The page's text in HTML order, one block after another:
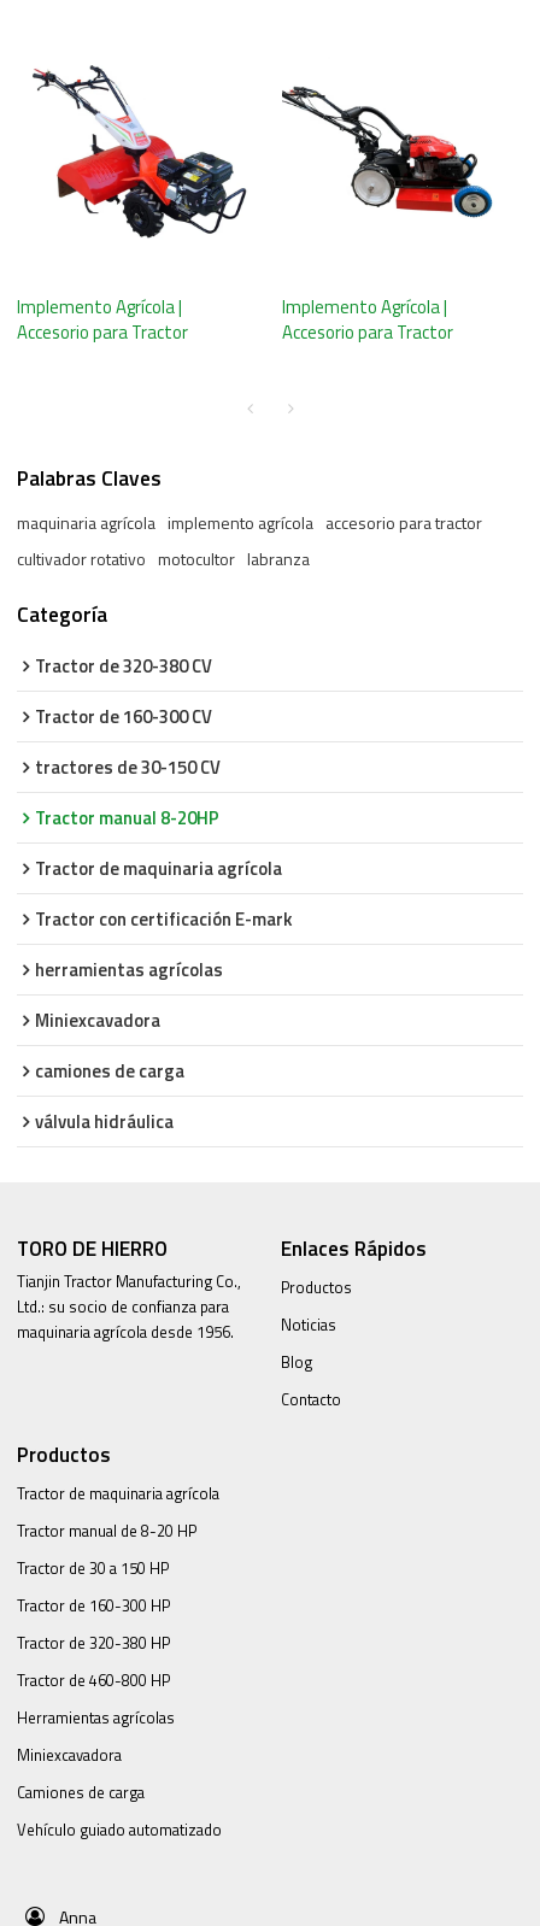
Implemento Agrícola |
Accesorio para Tractor
Implemento Agrícola |
Accesorio para Tractor
Palabras Claves
maquinaria agrícola implemento agrícola accesorio para tractor
cultivador rotativo motocultor labranza
Categoría
Tractor de 320-380 CV
Tractor de 160-300 CV
tractores de 30-150 CV
Tractor manual 8-20HP
Tractor de maquinaria agrícola
Tractor con certificación E-mark
herramientas agrícolas
Miniexcavadora
camiones de carga
válvula hidráulica
TORO DE HIERRO
Tianjin Tractor Manufacturing Co.,
Ltd.: su socio de confianza para
maquinaria agrícola desde 1956.
Enlaces Rápidos
Productos
Noticias
Blog
Contacto
Productos
Tractor de maquinaria agrícola
Tractor manual de 8-20 HP
Tractor de 30 a 150 HP
Tractor de 160-300 HP
Tractor de 320-380 HP
Tractor de 460-800 HP
Herramientas agrícolas
Miniexcavadora
Camiones de carga
Vehículo guiado automatizado
Anna